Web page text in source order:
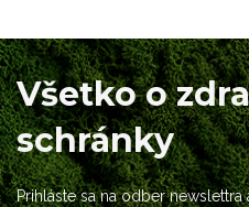
Všetko o
schránky
Prihláste sa na odber